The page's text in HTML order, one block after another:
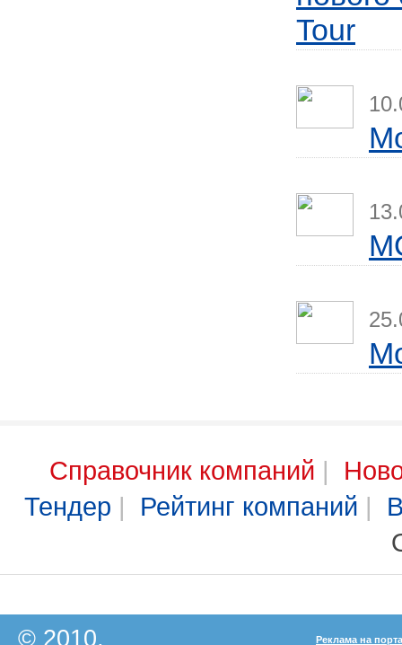
Tour
Справочник компаний |
Тендер | Рейтинг компаний |
© 2010, Реклама на